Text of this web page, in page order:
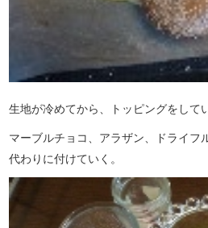
生地が冷めてから、トッピングをして
マーブルチョコ、アラザン、ドライフ
代わりに付けていく。